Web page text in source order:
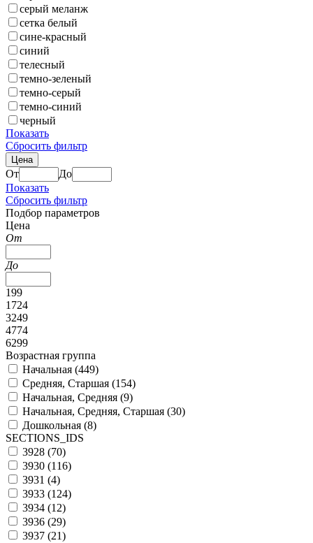
серый меланж
сетка белый
сине-красный
синий
телесный
темно-зеленый
темно-серый
темно-синий
черный
Показать
Сбросить фильтр
Цена
От
До
Показать
Сбросить фильтр
Подбор параметров
Цена
От
До
199
1724
3249
4774
6299
Возрастная группа
Начальная (449)
Средняя, Старшая (154)
Начальная, Средняя (9)
Начальная, Средняя, Старшая (30)
Дошкольная (8)
SECTIONS_IDS
3928 (70)
3930 (116)
3931 (4)
3933 (124)
3934 (12)
3936 (29)
3937 (21)